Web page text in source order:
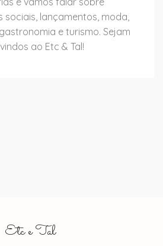
sociais, lançamentos, moda,
e turismo. Sejam
ao Etc & Tal!
Etc e Tal